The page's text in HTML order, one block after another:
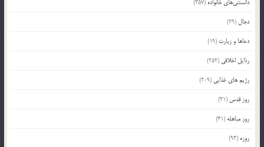
دانستنی‌های خانواده (357)
دجال (29)
دعاها و زیارت (19)
رذایل اخلاقی (252)
رژیم های غذایی (209)
روز قدس (31)
روز مباهله (41)
روزه (93)